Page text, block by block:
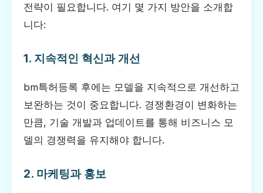
전략이 필요합니다. 여기 몇 가지 방안을 소개합
니다:
1. 지속적인 혁신과 개선
bm특허등록 후에는 모델을 지속적으로 개선하고
보완하는 것이 중요합니다. 경쟁환경이 변화하는
만큼, 기술 개발과 업데이트를 통해 비즈니스 모
델의 경쟁력을 유지해야 합니다.
2. 마케팅과 홍보